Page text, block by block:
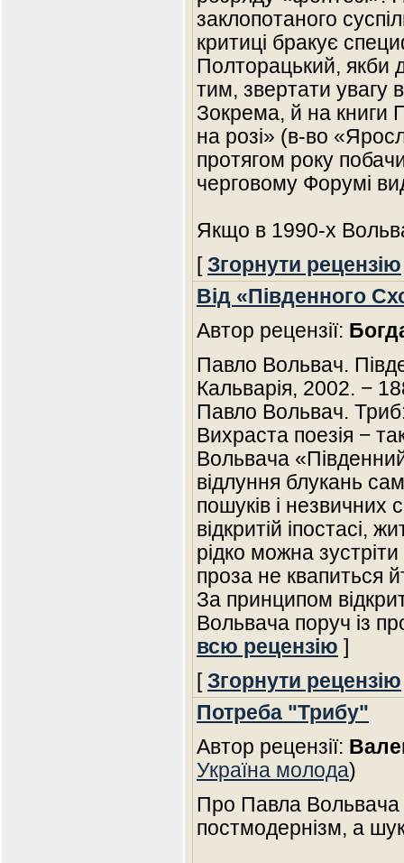
заклопотаного
критиці бракує
Полторацький, якби
тим, звертати увагу
Зокрема, й на книги
на розі» (в-во
протягом року
черговому Форумі
Якщо в 1990-х
[ Згорнути рецензію
Від «Південного
Автор рецензії:
Павло Вольвач.
Кальварія, 2002. −
Павло Вольвач.
Вихраста поезія −
Вольвача
відлуння блукань
пошуків і незвичних
відкритій іпостасі,
рідко можна
проза не квапиться
За принципом
Вольвача поруч із
всю рецензію ]
[ Згорнути рецензію
Потреба "Трибу"
Автор рецензії:
Україна молода)
Про Павла
постмодернізм, а